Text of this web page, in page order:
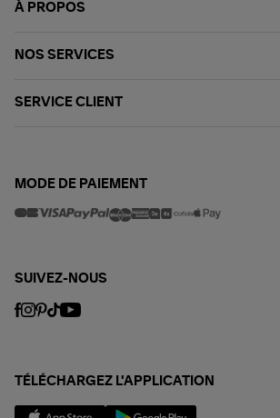
À PROPOS
NOS SERVICES
SERVICE CLIENT
MODE DE PAIEMENT
SUIVEZ-NOUS
TÉLÉCHARGEZ L'APPLICATION